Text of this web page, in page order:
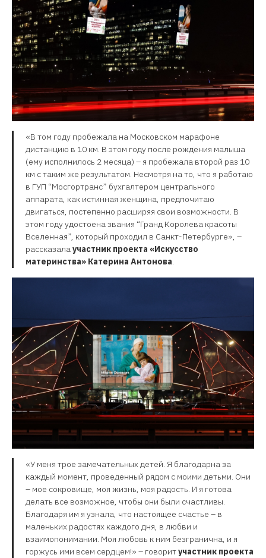
«В том году пробежала на Московском марафоне
дистанцию в 10 км. В этом году после рождения малыша
(ему исполнилось 2 месяца) – я пробежала второй раз 10
км с таким же результатом. Несмотря на то, что я работаю
в ГУП “Мосгортранс” бухгалтером центрального
аппарата, как истинная женщина, предпочитаю
двигаться, постепенно расширяя свои возможности. В
этом году удостоена звания “Гранд Королева красоты
Вселенная”, который проходил в Санкт-Петербурге», –
рассказалаучастник проекта «Искусство
материнства» Катерина Антонова.
«У меня трое замечательных детей. Я благодарна за
каждый момент, проведенный рядом с моими детьми. Они
– мое сокровище, моя жизнь, моя радость. И я готова
делать все возможное, чтобы они были счастливы.
Благодаря им я узнала, что настоящее счастье – в
маленьких радостях каждого дня, в любви и
взаимопонимании. Моя любовь к ним безгранична, и я
горжусь ими всем сердцем!» – говоритучастник проекта